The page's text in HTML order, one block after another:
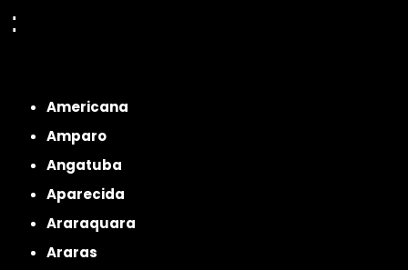
:
Americana
Amparo
Angatuba
Aparecida
Araraquara
Araras